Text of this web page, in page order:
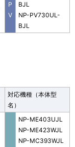
P
V
BJL
NP-PV730UL-
BJL
対応機種（本体型
名）
NP-ME403UJL
NP-ME423WJL
NP-MC393WJL